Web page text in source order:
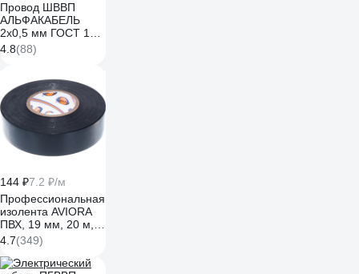
Провод ШВВП
АЛЬФАКАБЕЛЬ
2х0,5 мм ГОСТ 100
м 05006
4.8(88)
144 ₽7.2 ₽/м
Профессиональная
изолента AVIORA
ПВХ, 19 мм, 20 м,
черная 305-030
4.7(349)